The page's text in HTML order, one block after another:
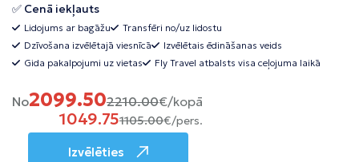
✅ Cenā iekļauts
Lidojums ar bagāžu
Transfēri no/uz lidostu
Dzīvošana izvēlētajā viesnīcā
Izvēlētais ēdināšanas veids
Gida pakalpojumi uz vietas
Fly Travel atbalsts visa ceļojuma laikā
No2099.502210.00€/kopā
1049.751105.00€/pers.
Izvēlēties